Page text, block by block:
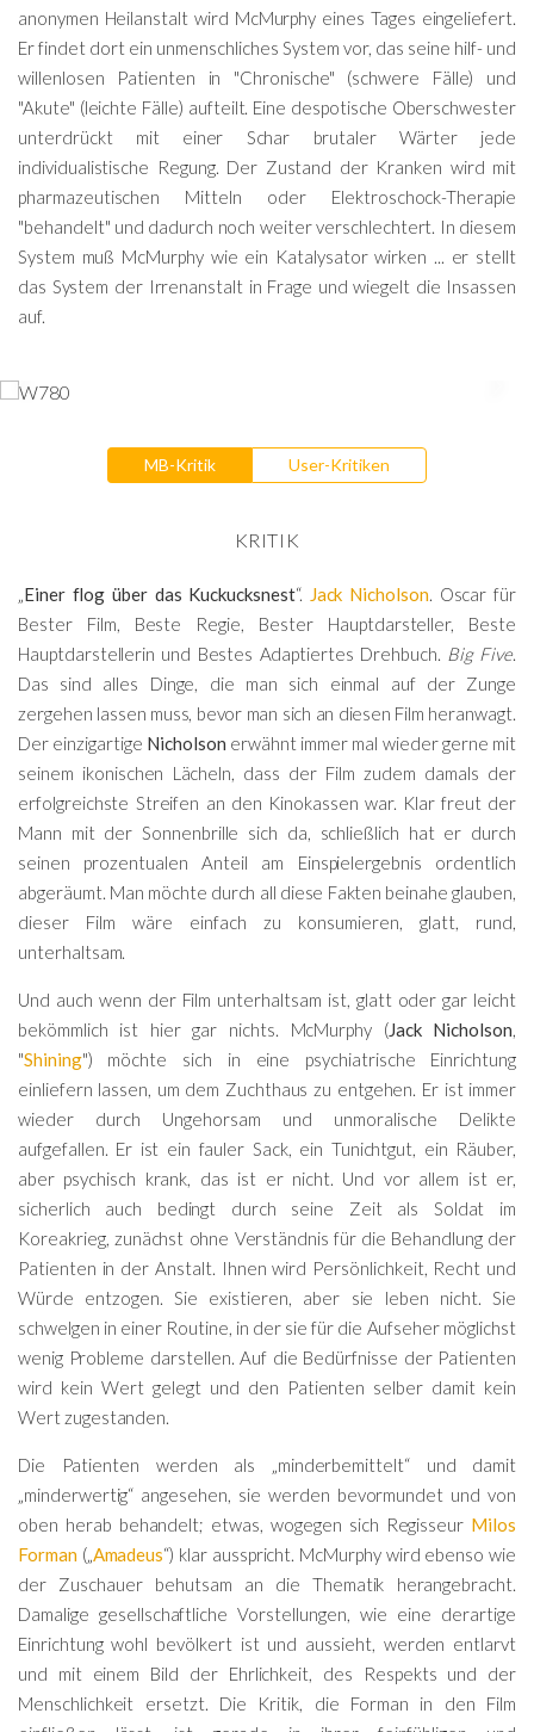
anonymen Heilanstalt wird McMurphy eines Tages eingeliefert.
Er findet dort ein unmenschliches System vor, das seine hilf- und
willenlosen Patienten in "Chronische" (schwere Fälle) und
"Akute" (leichte Fälle) aufteilt. Eine despotische Oberschwester
unterdrückt mit einer Schar brutaler Wärter jede
individualistische Regung. Der Zustand der Kranken wird mit
pharmazeutischen Mitteln oder Elektroschock-Therapie
"behandelt" und dadurch noch weiter verschlechtert. In diesem
System muß McMurphy wie ein Katalysator wirken ... er stellt
das System der Irrenanstalt in Frage und wiegelt die Insassen
auf.
MB-Kritik User-Kritiken
KRITIK
Einer flog über das Kuckucksnest“. Jack Nicholson. Oscar für
Bester Film, Beste Regie, Bester Hauptdarsteller, Beste
Hauptdarstellerin und Bestes Adaptiertes Drehbuch.
Big Five.
Das sind alles Dinge, die man sich einmal auf der Zunge
zergehen lassen muss, bevor man sich an diesen Film heranwagt.
Der einzigartige Nicholson erwähnt immer mal wieder gerne mit
seinem ikonischen Lächeln, dass der Film zudem damals der
erfolgreichste Streifen an den Kinokassen war. Klar freut der
Mann mit der Sonnenbrille sich da, schließlich hat er durch
seinen prozentualen Anteil am Einspielergebnis ordentlich
abgeräumt. Man möchte durch all diese Fakten beinahe glauben,
dieser Film wäre einfach zu konsumieren, glatt, rund,
unterhaltsam.
Und auch wenn der Film unterhaltsam ist, glatt oder gar leicht
bekömmlich ist hier gar nichts. McMurphy (Jack Nicholson
"Shining") möchte sich in eine psychiatrische Einrichtung
einliefern lassen, um dem Zuchthaus zu entgehen. Er ist immer
wieder durch Ungehorsam und unmoralische Delikte
aufgefallen. Er ist ein fauler Sack, ein Tunichtgut, ein Räuber,
aber psychisch krank, das ist er nicht. Und vor allem ist er,
sicherlich auch bedingt durch seine Zeit als Soldat im
Koreakrieg, zunächst ohne Verständnis für die Behandlung der
Patienten in der Anstalt. Ihnen wird Persönlichkeit, Recht und
Würde entzogen. Sie existieren, aber sie leben nicht. Sie
schwelgen in einer Routine, in der sie für die Aufseher möglichst
wenig Probleme darstellen. Auf die Bedürfnisse der Patienten
wird kein Wert gelegt und den Patienten selber damit kein
Wert zugestanden.
Die Patienten werden als „minderbemittelt“ und damit
„minderwertig“ angesehen, sie werden bevormundet und von
oben herab behandelt; etwas, wogegen sich Regisseur Milos
Forman(„ Amadeus“) klar ausspricht. McMurphy wird ebenso wie
der Zuschauer behutsam an die Thematik herangebracht.
Damalige gesellschaftliche Vorstellungen, wie eine derartige
Einrichtung wohl bevölkert ist und aussieht, werden entlarvt
und mit einem Bild der Ehrlichkeit, des Respekts und der
Menschlichkeit ersetzt. Die Kritik, die Forman in den Film